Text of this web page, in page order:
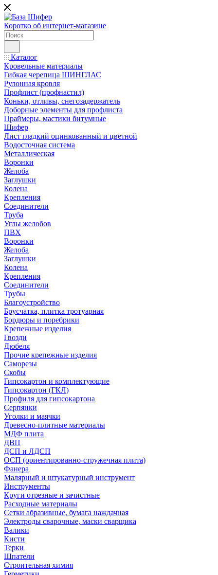
Коротко об интернет-магазине
Каталог
Кровельные материалы
Гибкая черепица ШИНГЛАС
Рулонная кровля
Профлист (профнастил)
Коньки, отливы, снегозадержатель
Доборные элементы для профлиста
Праймеры, мастики битумные
Шифер
Лист гладкий оцинкованный и цветной
Водосточная система
Металлическая
Воронки
Желоба
Заглушки
Колена
Крепления
Соединители
Труба
Углы желобов
ПВХ
Воронки
Желоба
Заглушки
Колена
Крепления
Соединители
Трубы
Благоустройство
Брусчатка, плитка тротуарная
Бордюры и поребрики
Крепежные изделия
Гвозди
Дюбеля
Прочие крепежные изделия
Саморезы
Скобы
Гипсокартон и комплектующие
Гипсокартон (ГКЛ)
Профиля для гипсокартона
Серпянки
Уголки и маячки
Древесно-плитные материалы
МДФ плита
ДВП
ДСП и ЛДСП
ОСП (ориентированно-стружечная плита)
Фанера
Малярный и штукатурный инструмент
Инструменты
Круги отрезные и зачистные
Расходные материалы
Сетки абразивные, бумага наждачная
Электроды сварочные, маски сварщика
Валики
Кисти
Терки
Шпатели
Строительная химия